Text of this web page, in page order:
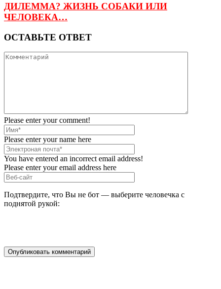
ДИЛЕММА? ЖИЗНЬ СОБАКИ ИЛИ
ЧЕЛОВЕКА…
ОСТАВЬТЕ ОТВЕТ
Please enter your comment!
Please enter your name here
You have entered an incorrect email address!
Please enter your email address here
Подтвердите, что Вы не бот — выберите человечка с
поднятой рукой: